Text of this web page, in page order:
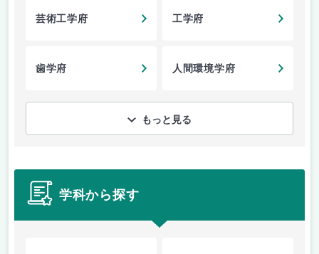
芸術工学府 工学府
歯学府 人間環境学府
もっと見る
学科から探す